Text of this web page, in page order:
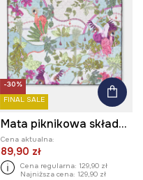
-30%
FINAL SALE
Mata piknikowa składana z kolekcji Ilona Tambor x Medicine
Cena aktualna:
89,90 zł
Cena regularna: 129,90 zł
Najniższa cena: 129,90 zł